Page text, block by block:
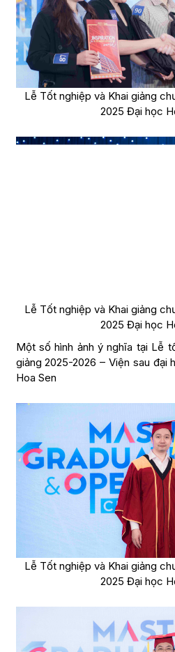
Lễ Tốt nghiệp và Khai giảng
2025 Đại học
Lễ Tốt nghiệp và Khai giảng
2025 Đại học
Một số hình ảnh ý nghĩa tại Lễ
giảng 2025-2026 – Viện sau đại
Hoa Sen
Lễ Tốt nghiệp và Khai giảng
2025 Đại học